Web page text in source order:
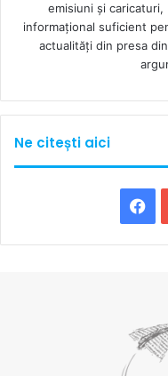
emisiuni și
informaţional suficient
actualităţi din presa
Ne citești aici